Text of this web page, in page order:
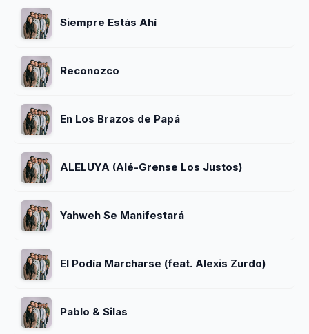
Siempre Estás Ahí
Reconozco
En Los Brazos de Papá
ALELUYA (Alé-Grense Los Justos)
Yahweh Se Manifestará
El Podía Marcharse (feat. Alexis Zurdo)
Pablo & Silas